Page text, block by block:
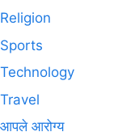
Religion
Sports
Technology
Travel
आपले आरोग्य